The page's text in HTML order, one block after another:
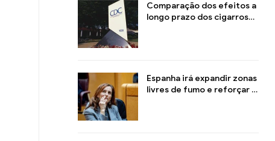
Comparação dos efeitos a
longo prazo dos cigarros
Espanha irá expandir zonas
livres de fumo e reforçar a